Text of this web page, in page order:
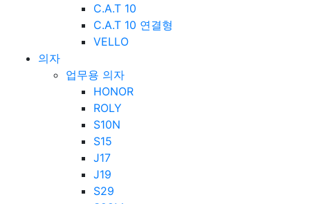
C.A.T 10
C.A.T 10 연결형
VELLO
의자
업무용 의자
HONOR
ROLY
S10N
S15
J17
J19
S29